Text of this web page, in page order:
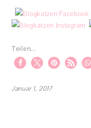
Teilen...
Januar 1, 2017